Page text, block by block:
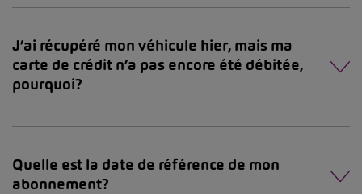
J’ai récupéré mon véhicule hier, mais ma
carte de crédit n’a pas encore été débitée,
pourquoi?
Quelle est la date de référence de mon
abonnement?